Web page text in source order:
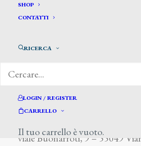
SHOP
CONTATTI
RICERCA
LOGIN / REGISTER
CARRELLO
Il tuo carrello è vuoto.
viale Buonarroti, 9 – 55049